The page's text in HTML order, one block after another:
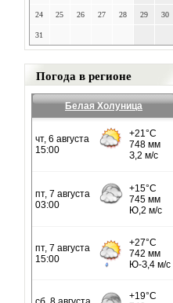
24 25 26 27 28 29 30
31
Погода в регионе
Белая Холуница